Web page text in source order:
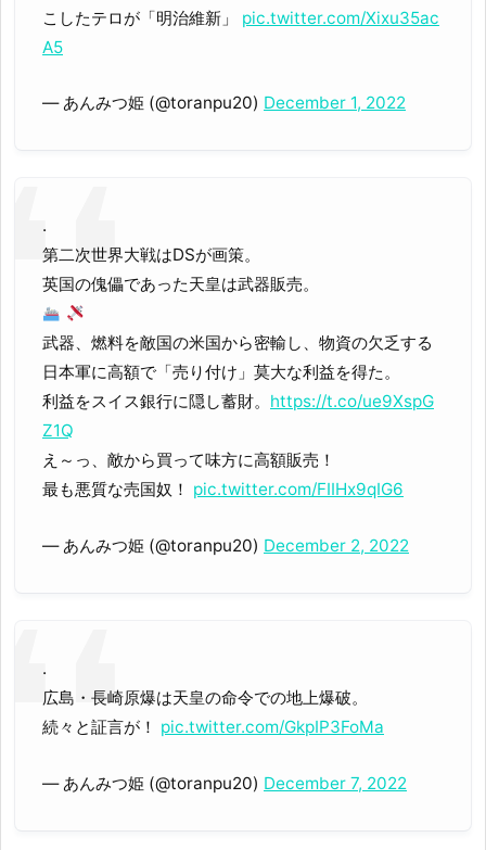
こしたテロが「明治維新」 pic.twitter.com/Xixu35ac
A5
— あんみつ姫 (@toranpu20) December 1, 2022
.
第二次世界大戦はDSが画策。
英国の傀儡であった天皇は武器販売。
武器、燃料を敵国の米国から密輸し、物資の欠乏する
日本軍に高額で「売り付け」莫大な利益を得た。
利益をスイス銀行に隠し蓄財。 https://t.co/ue9XspG
Z1Q
え～っ、敵から買って味方に高額販売！
最も悪質な売国奴！ pic.twitter.com/FIIHx9qIG6
— あんみつ姫 (@toranpu20) December 2, 2022
.
広島・長崎原爆は天皇の命令での地上爆破。
続々と証言が！ pic.twitter.com/GkpIP3FoMa
— あんみつ姫 (@toranpu20) December 7, 2022